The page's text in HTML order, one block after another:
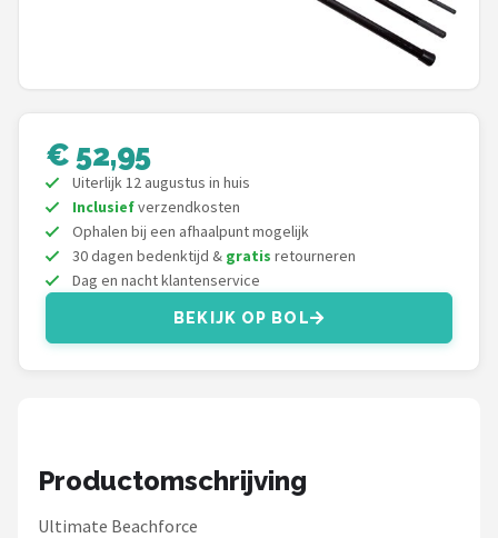
POPULAIRE MERKEN
Westin
Spro
Korda
Salmo
Fox Rage
Rozemeijer
€ 52,95
Uiterlijk 12 augustus in huis
Inclusiefverzendkosten
Ophalen bij een afhaalpunt mogelijk
30 dagen bedenktijd & gratis retourneren
Dag en nacht klantenservice
BEKIJK OP BOL
Productomschrijving
Ultimate Beachforce